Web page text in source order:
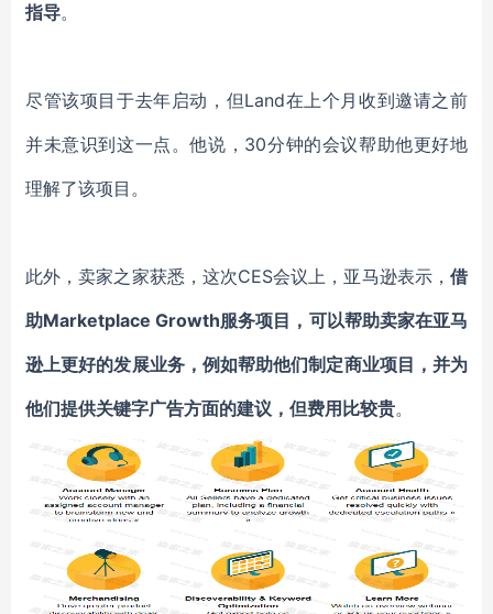
指导。
尽管该项目于去年启动，但Land在上个月收到邀请之前
并未意识到这一点。他说，30分钟的会议帮助他更好地
理解了该项目。
此外，卖家之家获悉，这次CES会议上，亚马逊表示， 借
助Marketplace Growth服务项目，可以帮助卖家在亚马
逊上更好的发展业务，例如帮助他们制定商业项目，并为
他们提供关键字广告方面的建议，但费用比较贵。